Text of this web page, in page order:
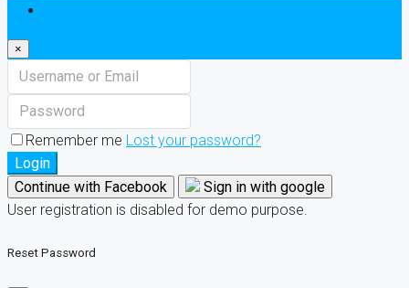
×
Remember me Lost your password?
Login
Continue with Facebook
Sign in with google
User registration is disabled for demo purpose.
Reset Password